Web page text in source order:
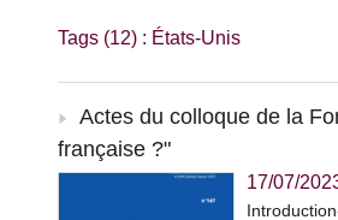
Tags (12) : États-Unis
Actes du colloque de la
française ?"
17/07/